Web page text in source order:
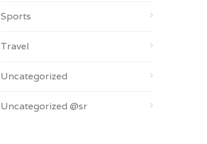
Sports
Travel
Uncategorized
Uncategorized @sr